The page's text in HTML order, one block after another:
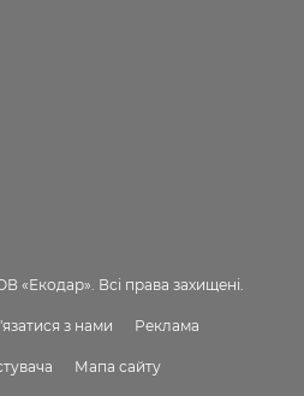
«Екодар». Всі права захищені.
з нами Реклама
Мапа сайту